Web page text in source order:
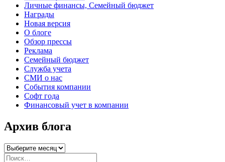
Личные финансы, Семейный бюджет
Награды
Новая версия
О блоге
Обзор прессы
Реклама
Семейный бюджет
Служба учета
СМИ о нас
События компании
Софт года
Финансовый учет в компании
Архив блога
Архив
блога
Искать: